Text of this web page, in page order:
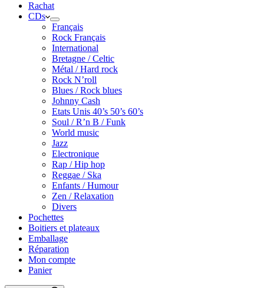
Rachat
CDs
Français
Rock Français
International
Bretagne / Celtic
Métal / Hard rock
Rock N’roll
Blues / Rock blues
Johnny Cash
Etats Unis 40’s 50’s 60’s
Soul / R’n B / Funk
World music
Jazz
Electronique
Rap / Hip hop
Reggae / Ska
Enfants / Humour
Zen / Relaxation
Divers
Pochettes
Boitiers et plateaux
Emballage
Réparation
Mon compte
Panier